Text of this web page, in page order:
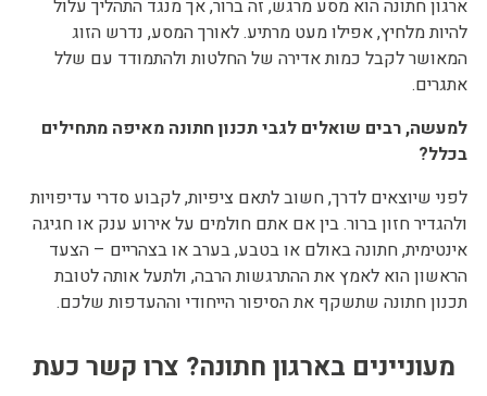
חתונה הוא מסע מרגש, זה ברור, אך מנגד התהליך עלול
מלחיץ, אפילו מעט מרתיע. לאורך המסע, נדרש הזוג
לקבל כמות אדירה של החלטות ולהתמודד עם שלל
רבים שואלים לגבי תכנון חתונה מאיפה מתחילים
שיוצאים לדרך, חשוב לתאם ציפיות, לקבוע סדרי עדיפויות
חזון ברור. בין אם אתם חולמים על אירוע ענק או חגיגה
חתונה באולם או בטבע, בערב או בצהריים – הצעד
הוא לאמץ את ההתרגשות הרבה, ולתעל אותה לטובת
חתונה שתשקף את הסיפור הייחודי וההעדפות שלכם.
מעוניינים בארגון חתונה? צרו קשר כעת